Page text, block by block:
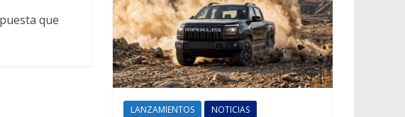
que
LANZAMIENTOS NOTICIAS